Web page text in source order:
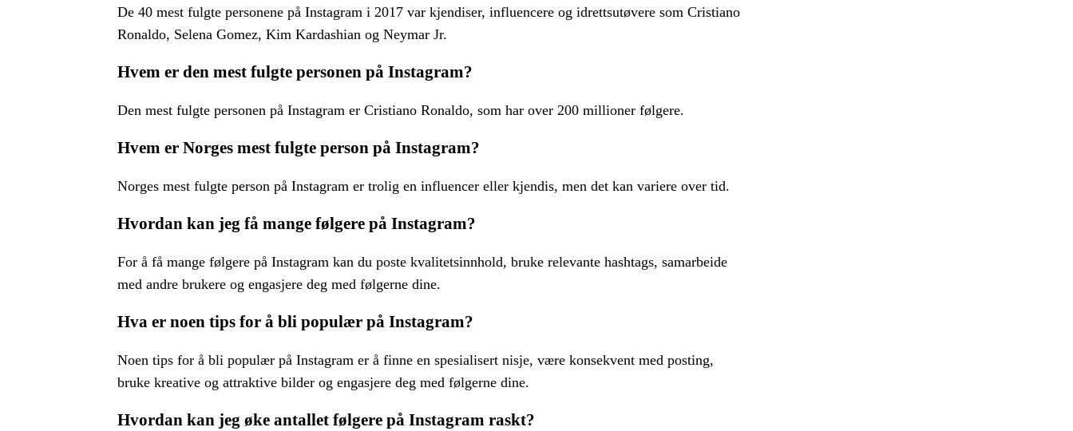
De 40 mest fulgte personene på Instagram i 2017 var kjendiser, influencere og idrettsutøvere som Cristiano
Ronaldo, Selena Gomez, Kim Kardashian og Neymar Jr.
Hvem er den mest fulgte personen på Instagram?
Den mest fulgte personen på Instagram er Cristiano Ronaldo, som har over 200 millioner følgere.
Hvem er Norges mest fulgte person på Instagram?
Norges mest fulgte person på Instagram er trolig en influencer eller kjendis, men det kan variere over tid.
Hvordan kan jeg få mange følgere på Instagram?
For å få mange følgere på Instagram kan du poste kvalitetsinnhold, bruke relevante hashtags, samarbeide
med andre brukere og engasjere deg med følgerne dine.
Hva er noen tips for å bli populær på Instagram?
Noen tips for å bli populær på Instagram er å finne en spesialisert nisje, være konsekvent med posting,
bruke kreative og attraktive bilder og engasjere deg med følgerne dine.
Hvordan kan jeg øke antallet følgere på Instagram raskt?